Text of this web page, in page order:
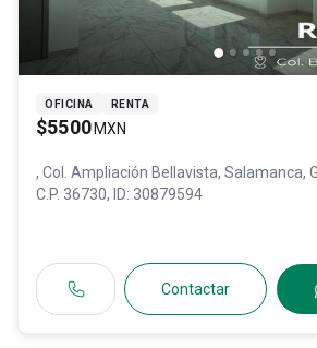
OFICINA RENTA
$5500 MXN
, Col. Ampliación Bellavista, Salamanca,
C.P. 36730, ID: 30879594
Contactar